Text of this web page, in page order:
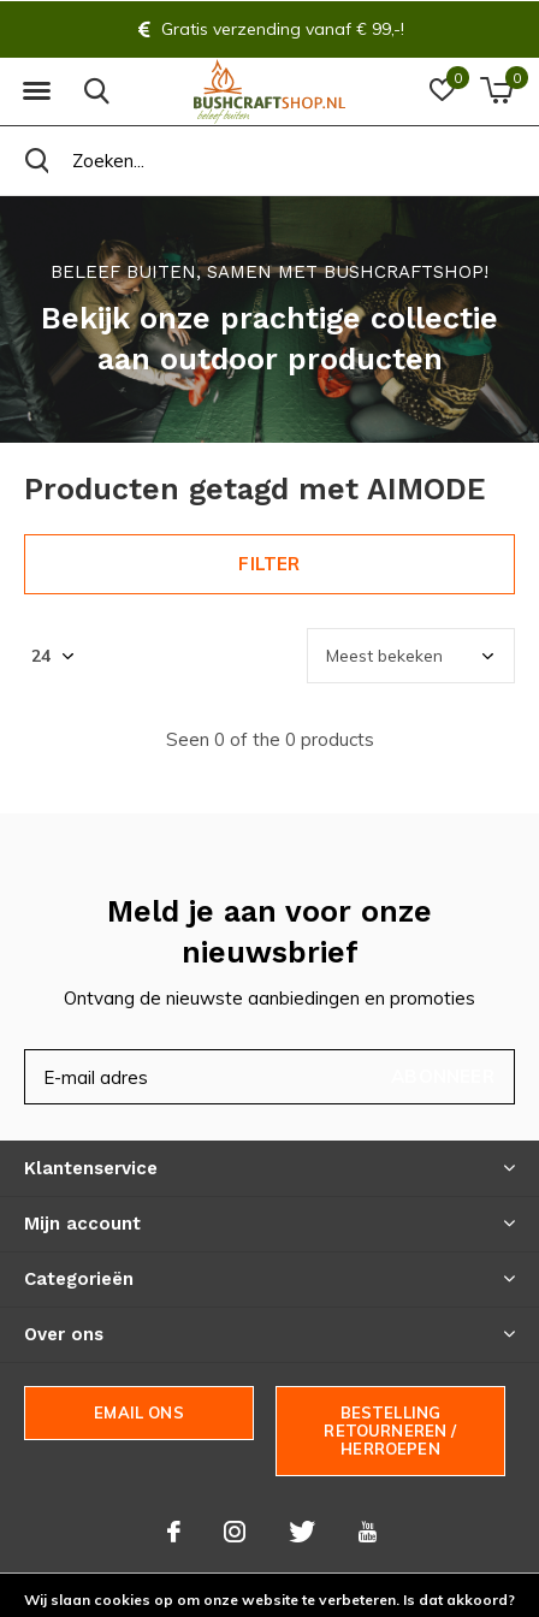
0 0
Gratis verzending vanaf € 99,-!
BELEEF BUITEN, SAMEN MET BUSHCRAFTSHOP!
Bekijk onze prachtige collectie
aan outdoor producten
Producten getagd met AIMODE
FILTER
Seen 0 of the 0 products
Meld je aan voor onze
nieuwsbrief
Ontvang de nieuwste aanbiedingen en promoties
Klantenservice
Mijn account
Categorieën
Over ons
EMAIL ONS
BESTELLING
RETOURNEREN /
HERROEPEN
Wij slaan cookies op om onze website te verbeteren. Is dat akkoord?